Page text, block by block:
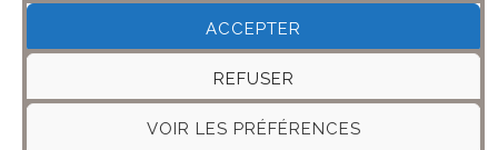
ACCEPTER
REFUSER
VOIR LES PRÉFÉRENCES